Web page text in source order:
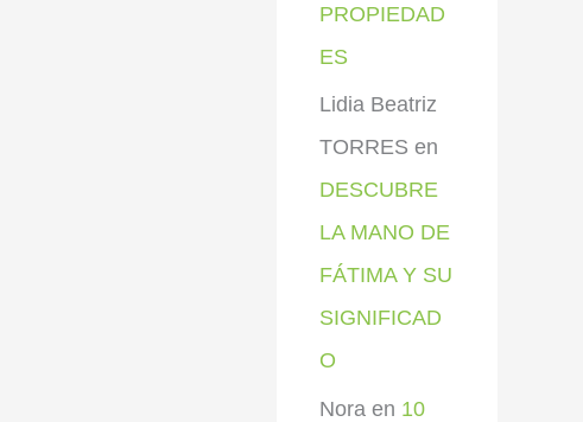
PROPIEDAD
ES
Lidia Beatriz
TORRES en
DESCUBRE
LA MANO DE
FÁTIMA Y SU
SIGNIFICAD
O
Nora en 10